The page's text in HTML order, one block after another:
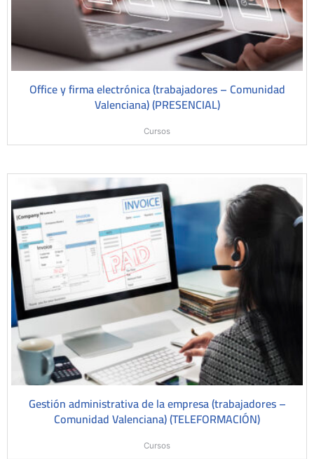
Office y firma electrónica (trabajadores – Comunidad
Valenciana) (PRESENCIAL)
Cursos
Gestión administrativa de la empresa (trabajadores –
Comunidad Valenciana) (TELEFORMACIÓN)
Cursos